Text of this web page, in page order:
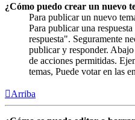
¿Cómo puedo crear un nuevo
Para publicar un nuevo
Para publicar una
respuesta". Seguramente
publicar y responder.
de acciones permitidas.
temas, Puede votar en las
Arriba